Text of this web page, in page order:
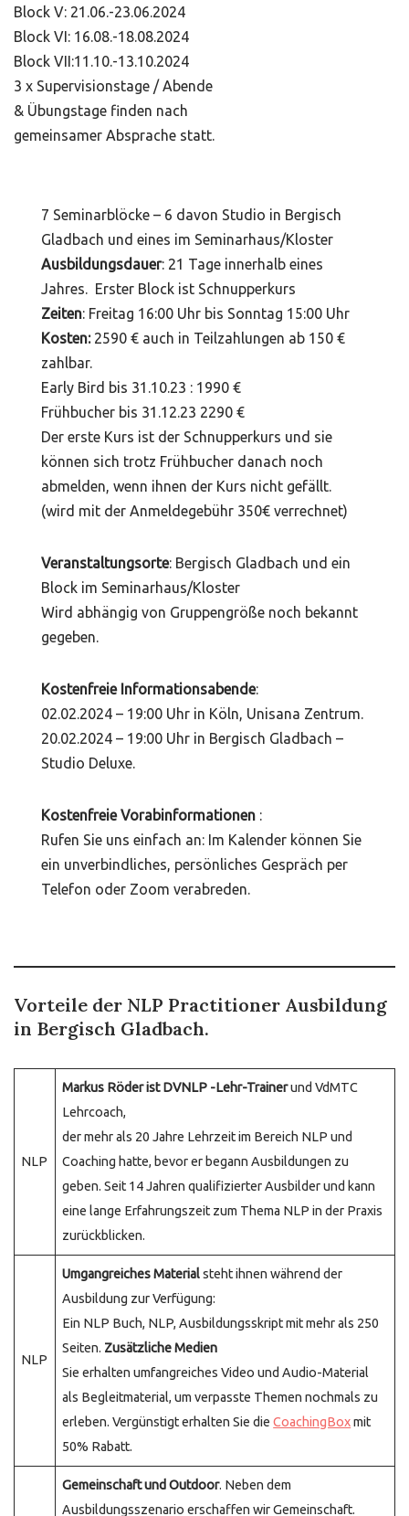
Block V: 21.06.-23.06.2024
Block VI: 16.08.-18.08.2024
Block VII:11.10.-13.10.2024
3 x Supervisionstage / Abende
& Übungstage finden nach
gemeinsamer Absprache statt.
7 Seminarblöcke – 6 davon Studio in Bergisch
Gladbach und eines im Seminarhaus/Kloster
Ausbildungsdauer: 21 Tage innerhalb eines
Jahres. Erster Block ist Schnupperkurs
Zeiten: Freitag 16:00 Uhr bis Sonntag 15:00 Uhr
Kosten:2590 € auch in Teilzahlungen ab 150 €
zahlbar.
Early Bird bis 31.10.23 : 1990 €
Frühbucher bis 31.12.23 2290 €
Der erste Kurs ist der Schnupperkurs und sie
können sich trotz Frühbucher danach noch
abmelden, wenn ihnen der Kurs nicht gefällt.
(wird mit der Anmeldegebühr 350€ verrechnet)
Veranstaltungsorte: Bergisch Gladbach und ein
Block im Seminarhaus/Kloster
Wird abhängig von Gruppengröße noch bekannt
gegeben.
Kostenfreie Informationsabende:
02.02.2024 – 19:00 Uhr in Köln, Unisana Zentrum.
20.02.2024 – 19:00 Uhr in Bergisch Gladbach –
Studio Deluxe.
Kostenfreie Vorabinformationen :
Rufen Sie uns einfach an: Im Kalender können Sie
ein unverbindliches, persönliches Gespräch per
Telefon oder Zoom verabreden.
Vorteile der NLP Practitioner Ausbildung
in Bergisch Gladbach.
NLP
Markus Röder ist DVNLP -Lehr-Trainerund VdMTC
Lehrcoach,
der mehr als 20 Jahre Lehrzeit im Bereich NLP und
Coaching hatte, bevor er begann Ausbildungen zu
geben. Seit 14 Jahren qualifizierter Ausbilder und kann
eine lange Erfahrungszeit zum Thema NLP in der Praxis
zurückblicken.
NLP
Umgangreiches Materialsteht ihnen während der
Ausbildung zur Verfügung:
Ein NLP Buch, NLP, Ausbildungsskript mit mehr als 250
Seiten. Zusätzliche Medien
Sie erhalten umfangreiches Video und Audio-Material
als Begleitmaterial, um verpasste Themen nochmals zu
erleben. Vergünstigt erhalten Sie dieCoachingBoxmit
50% Rabatt.
Gemeinschaft und Outdoor. Neben dem
Ausbildungsszenario erschaffen wir Gemeinschaft.